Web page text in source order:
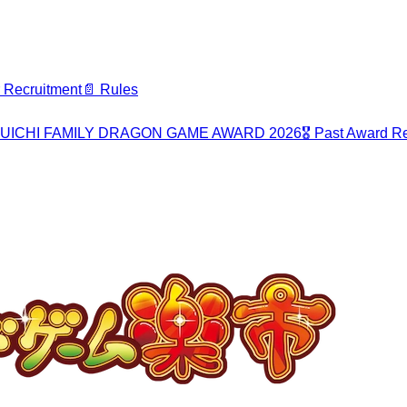
📄 Rules
FAMILY DRAGON GAME AWARD 2026🎖️ Past Award